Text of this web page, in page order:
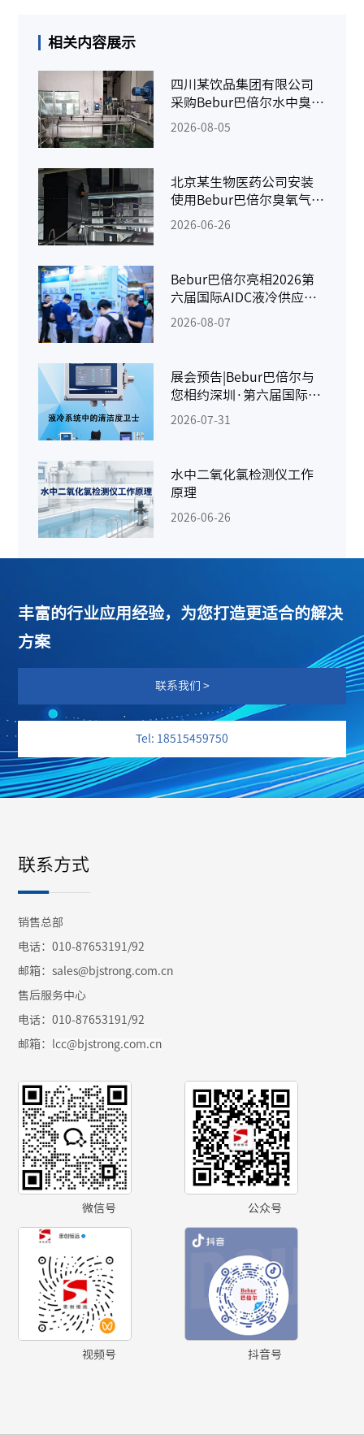
相关内容展示
四川某饮品集团有限公司
采购Bebur巴倍尔水中臭氧
检测仪
2026-08-05
北京某生物医药公司安装
使用Bebur巴倍尔臭氧气体
检测仪
2026-06-26
Bebur巴倍尔亮相2026第
六届国际AIDC液冷供应链
千人峰会
2026-08-07
展会预告|Bebur巴倍尔与
您相约深圳·第六届国际
AIDC液冷供应链千人峰会
2026-07-31
水中二氧化氯检测仪工作
原理
2026-06-26
丰富的行业应用经验，为您打造更适合的解决
方案
联系我们 >
Tel: 18515459750
微信号 公众号
视频号 抖音号
联系方式
销售总部
电话：010-87653191/92
邮箱：sales@bjstrong.com.cn
售后服务中心
电话：010-87653191/92
邮箱： lcc@bjstrong.com.cn